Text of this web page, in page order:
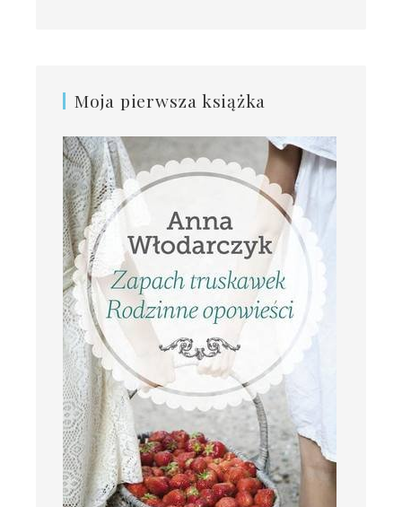
Moja pierwsza książka